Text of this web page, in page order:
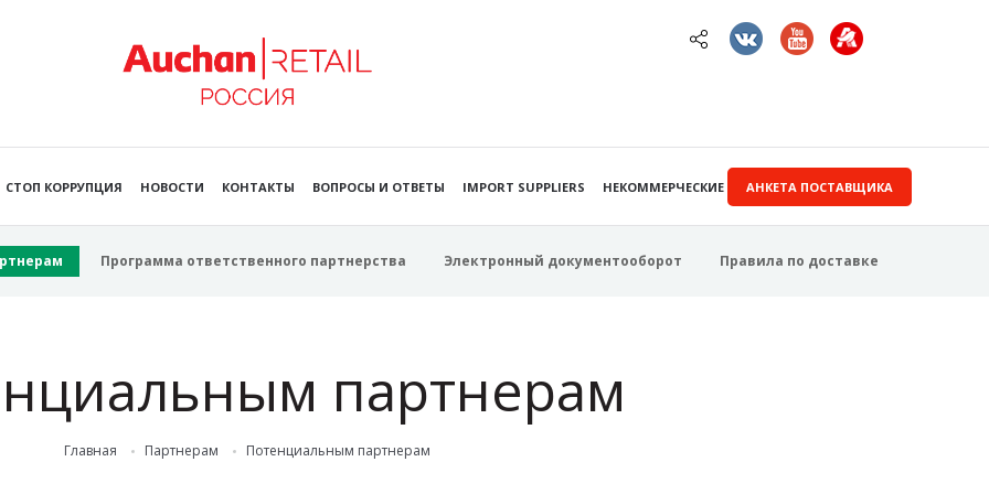
АНКЕТА ПОСТАВЩИКА
СТОП КОРРУПЦИЯ НОВОСТИ КОНТАКТЫ ВОПРОСЫ И ОТВЕТЫ IMPORT SUPPLIERS НЕКОММЕРЧЕСКИЕ ЗАКУПКИ
Программа ответственного партнерства Электронный документооборот Правила по доставке
партнерам
Главная Партнерам Потенциальным партнерам